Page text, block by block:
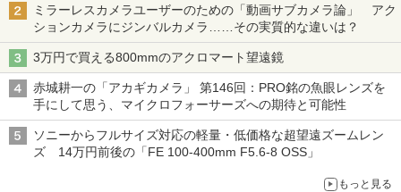
ミラーレスカメラユーザーのための「動画サブカメラ論」 アク
ションカメラにジンバルカメラ……その実質的な違いは？
3万円で買える800mmのアクロマート望遠鏡
赤城耕一の「アカギカメラ」 第146回：PRO銘の魚眼レンズを
手にして思う、マイクロフォーサーズへの期待と可能性
ソニーからフルサイズ対応の軽量・低価格な超望遠ズームレン
ズ 14万円前後の「FE 100-400mm F5.6-8 OSS」
もっと見る